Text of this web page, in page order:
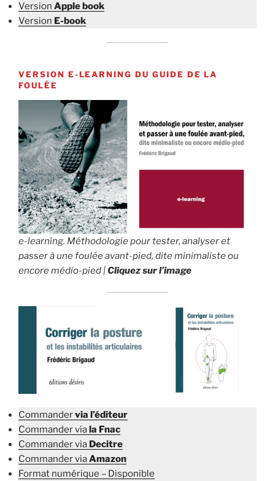
Version Apple book
Version E-book
VERSION E-LEARNING DU GUIDE DE LA
FOULÉE
e-learning. Méthodologie pour tester, analyser et
passer à une foulée avant-pied, dite minimaliste ou
encore médio-pied |Cliquez sur l’image
Commandervia l’éditeur
Commander viala Fnac
Commander via Decitre
Commander viaAmazon
Format numérique – Disponible